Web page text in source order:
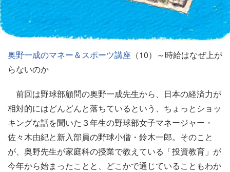
奥野一成のマネー＆スポーツ講座 （10）～時給はなぜ上が
らないのか
前回は野球部顧問の奥野一成先生から、日本の経済力が
相対的にはどんどんと落ちているという、ちょっとショッ
キングな話を聞いた３年生の野球部女子マネージャー・
佐々木由紀と新入部員の野球小僧・鈴木一郎。そのこと
が、奥野先生が家庭科の授業で教えている「投資教育」が
今年から始まったことと、どこかで通じていることもわか